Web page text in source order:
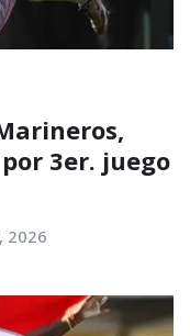
3er. juego
2026